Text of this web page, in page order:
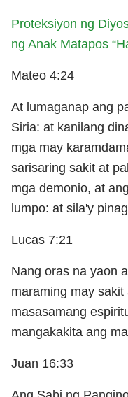
Proteksiyon ng
ng Anak Matapos
Mateo 4:24
At lumaganap ang
Siria: at kanilang
mga may
sarisaring sakit at
mga demonio, at
lumpo: at sila'y
Lucas 7:21
Nang oras na yaon
maraming may
masasamang
mangakakita ang
Juan 16:33